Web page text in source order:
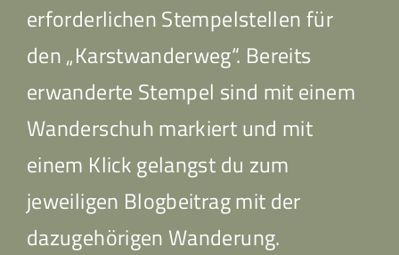
erforderlichen Stempelstellen für
den „Karstwanderweg“. Bereits
erwanderte Stempel sind mit einem
Wanderschuh markiert und mit
einem Klick gelangst du zum
jeweiligen Blogbeitrag mit der
dazugehörigen Wanderung.